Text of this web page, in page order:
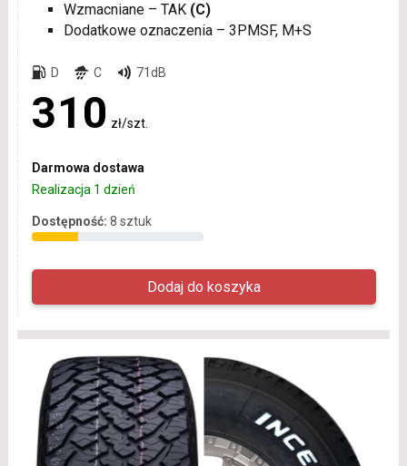
Wzmacniane – TAK (C)
Dodatkowe oznaczenia – 3PMSF, M+S
D C 71dB
310 zł/szt.
Darmowa dostawa
Realizacja 1 dzień
Dostępność: 8 sztuk